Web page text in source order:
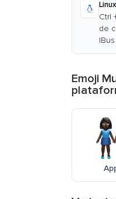
Linux
Ctrl
de
IBus
Emoji